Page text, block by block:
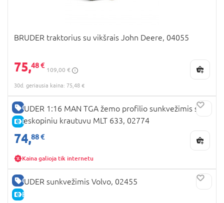
greitai ir patogiai. Čia rasite puikius pasiūlymus,
Todėl nelaukite paskutinės minutės ir artėjant
džiugiai progai apsipirkite dabar. Tam puikiai tiks
Bruder žaislai
BRUDER traktorius su vikšrais John Deere, 04055
75,48 €
109,00 €
30d. geriausia kaina: 75,48 €
GERA KAINA
E-KAINA
BRUDER 1:16 MAN TGA žemo profilio sunkvežimis su
teleskopiniu krautuvu MLT 633, 02774
74,88 €
Kaina galioja tik internetu
GERA KAINA
E-KAINA
BRUDER sunkvežimis Volvo, 02455